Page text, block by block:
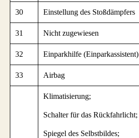
30 Einstellung des Stoßdämpfers
31 Nicht zugewiesen
32 Einparkhilfe (Einparkassistent)
33 Airbag
Klimatisierung;
Schalter für das Rückfahrlicht;
Spiegel des Selbstbildes;